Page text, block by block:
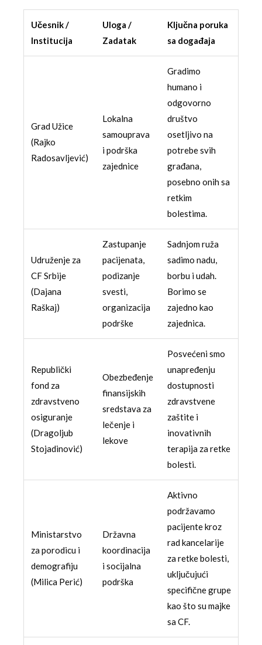
Učesnik /
Institucija
Uloga /
Zadatak
Ključna poruka
sa događaja
Grad Užice
(Rajko
Radosavljević)
Lokalna
samouprava
i podrška
zajednice
Gradimo
humano i
odgovorno
društvo
osetljivo na
potrebe svih
građana,
posebno onih sa
retkim
bolestima.
Udruženje za
CF Srbije
(Dajana
Raškaj)
Zastupanje
pacijenata,
podizanje
svesti,
organizacija
podrške
Sadnjom ruža
sadimo nadu,
borbu i udah.
Borimo se
zajedno kao
zajednica.
Republički
fond za
zdravstveno
osiguranje
(Dragoljub
Stojadinović)
Obezbeđenje
finansijskih
sredstava za
lečenje i
lekove
Posvećeni smo
unapređenju
dostupnosti
zdravstvene
zaštite i
inovativnih
terapija za retke
bolesti.
Ministarstvo
za porodicu i
demografiju
(Milica Perić)
Državna
koordinacija
i socijalna
podrška
Aktivno
podržavamo
pacijente kroz
rad kancelarije
za retke bolesti,
uključujući
specifične grupe
kao što su majke
sa CF.